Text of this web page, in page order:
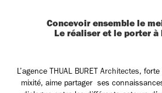
Concevoir ensemble le
Le réaliser et le porter à
L’agence THUAL BURET Architectes,
mixité, aime partager ses